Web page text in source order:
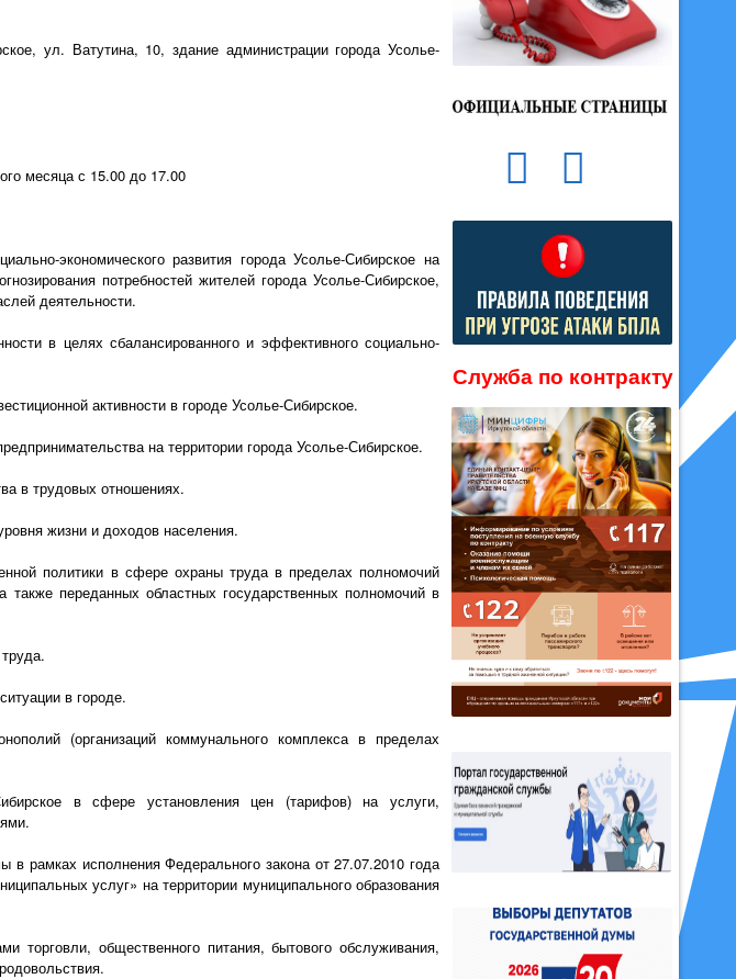
ул. Ватутина, 10, здание администрации города Усолье-
месяца с 15.00 до 17.00
экономического развития города Усолье-Сибирское на
потребностей жителей города Усолье-Сибирское,
деятельности.
в целях сбалансированного и эффективного социально-
активности в городе Усолье-Сибирское.
на территории города Усолье-Сибирское.
в трудовых отношениях.
жизни и доходов населения.
политики в сфере охраны труда в пределах полномочий
также переданных областных государственных полномочий в
в городе.
(организаций коммунального комплекса в пределах
в сфере установления цен (тарифов) на услуги,
в рамках исполнения Федерального закона от 27.07.2010 года
услуг» на территории муниципального образования
торговли, общественного питания, бытового обслуживания,
Служба по контракту